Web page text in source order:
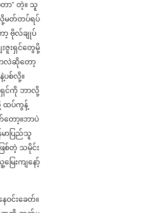
ာ” တဲ့။ သူ
မတ်တပ်ရပ်
ဗိုလ်ချုပ်
ဇူးရှင်တွေမို့
လဲဆိုတော့
စ်လို့။
ရှင်ကို ဘာလို့
ထပ်ကွန့်
တော့။ဘာပဲ
မာပြည်သူ
စ်တဲ့ သမိုင်း
ေးကျနော့်
ဝင်းခေတ်။